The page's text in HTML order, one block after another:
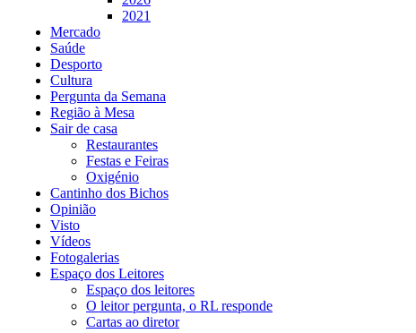
2021
Mercado
Saúde
Desporto
Cultura
Pergunta da Semana
Região à Mesa
Sair de casa
Restaurantes
Festas e Feiras
Oxigénio
Cantinho dos Bichos
Opinião
Visto
Vídeos
Fotogalerias
Espaço dos Leitores
Espaço dos leitores
O leitor pergunta, o RL responde
Cartas ao diretor